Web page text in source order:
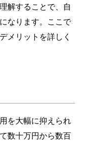
解することで、自
なります。ここで
メリットを詳しく
を大幅に抑えられ
数十万円から数百